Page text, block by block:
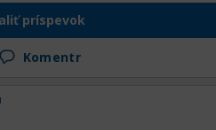
príspevok
Komentr